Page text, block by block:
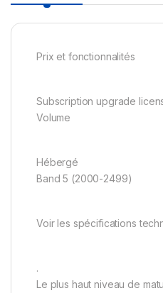
Prix et fonctionnalités
Subscription upgrade
Volume
Hébergé
Band 5 (2000-2499)
Voir les spécifications
.
Le plus haut niveau de